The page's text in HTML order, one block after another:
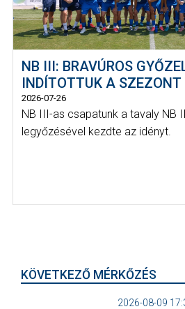
NB III: BRAVÚROS
INDÍTOTTUK A SZEZONT
2026-07-26
NB III-as csapatunk a tavaly NB
legyőzésével kezdte az idényt.
KÖVETKEZŐ MÉRKŐZÉS
2026-08-09